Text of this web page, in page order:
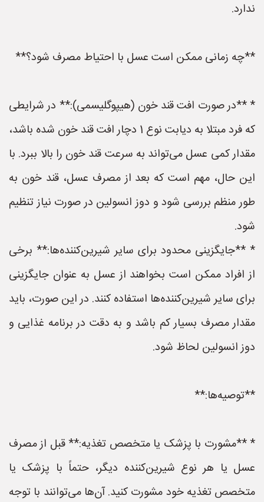
ندارد.
**چه زمانی ممکن است عسل با احتیاط مصرف شود؟**
* **در صورت افت قند خون (هیپوگلیسمی):** در شرایطی
که فرد مبتلا به دیابت نوع 1 دچار افت قند خون شده باشد،
مقدار کمی عسل می‌تواند به سرعت قند خون را بالا ببرد. با
این حال، مهم است که بعد از مصرف عسل، قند خون به
طور منظم بررسی شود و دوز انسولین در صورت نیاز تنظیم
شود.
* **جایگزینی محدود برای سایر شیرین‌کننده‌ها:** برخی
از افراد ممکن است بخواهند از عسل به عنوان جایگزینی
برای سایر شیرین‌کننده‌ها استفاده کنند. در این صورت، باید
مقدار مصرف بسیار کم باشد و به دقت در برنامه غذایی و
دوز انسولین لحاظ شود.
**توصیه‌ها:**
* **مشورت با پزشک یا متخصص تغذیه:** قبل از مصرف
عسل یا هر نوع شیرین‌کننده دیگر، حتماً با پزشک یا
متخصص تغذیه خود مشورت کنید. آن‌ها می‌توانند با توجه